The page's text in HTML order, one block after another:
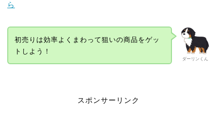
ら
ダーリンくん
初売りは効率よくまわって狙いの商品をゲッ
トしよう！
スポンサーリンク